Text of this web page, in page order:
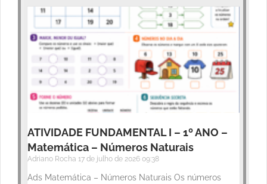
ATIVIDADE FUNDAMENTAL I – 1º ANO –
Matemática – Números Naturais
Adriano Rocha 17 de julho de 2026 09:38
Ads Matemática – Números Naturais Os números